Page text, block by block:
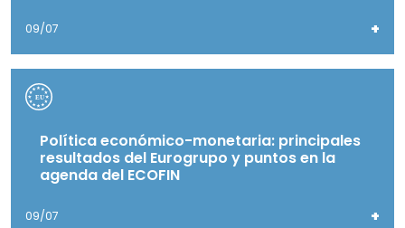
09/07 +
Política económico-monetaria: principales
resultados del Eurogrupo y puntos en la
agenda del ECOFIN
09/07 +